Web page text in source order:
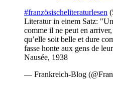
#französischeliteraturlesen
Literatur in einem Satz:
comme il ne peut en
qu’elle soit belle et dure
fasse honte aux gens de
Nausée, 1938
— Frankreich-Blog